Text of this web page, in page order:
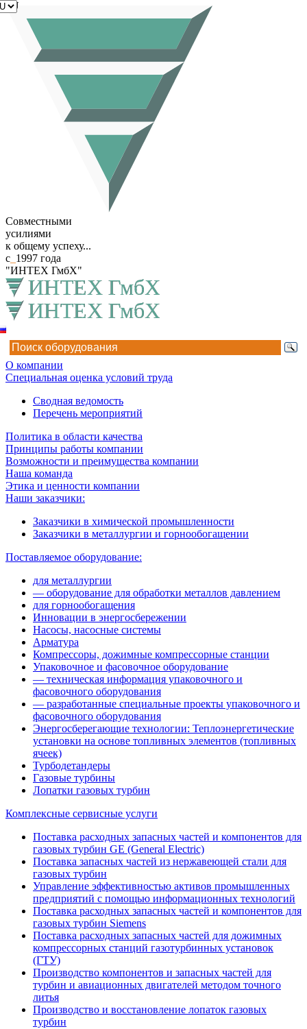
Совместными
усилиями
к общему успеху...
с 1997 года
"ИНТЕХ ГмбХ"
RU
О компании
Специальная оценка условий труда
Сводная ведомость
Перечень мероприятий
Политика в области качества
Принципы работы компании
Возможности и преимущества компании
Наша команда
Этика и ценности компании
Наши заказчики:
Заказчики в химической промышленности
Заказчики в металлургии и горнообогащении
Поставляемое оборудование:
для металлургии
— оборудование для обработки металлов давлением
для горнообогащения
Инновации в энергосбережении
Насосы, насосные системы
Арматура
Компрессоры, дожимные компрессорные станции
Упаковочное и фасовочное оборудование
— техническая информация упаковочного и
фасовочного оборудования
— разработанные специальные проекты упаковочного и
фасовочного оборудования
Энергосберегающие технологии: Теплоэнергетические
установки на основе топливных элементов (топливных
ячеек)
Турбодетандеры
Газовые турбины
Лопатки газовых турбин
Комплексные сервисные услуги
Поставка расходных запасных частей и компонентов для
газовых турбин GE (General Electric)
Поставка запасных частей из нержавеющей стали для
газовых турбин
Управление эффективностью активов промышленных
предприятий с помощью информационных технологий
Поставка расходных запасных частей и компонентов для
газовых турбин Siemens
Поставка расходных запасных частей для дожимных
компрессорных станций газотурбинных установок
(ГТУ)
Производство компонентов и запасных частей для
турбин и авиационных двигателей методом точного
литья
Производство и восстановление лопаток газовых
турбин